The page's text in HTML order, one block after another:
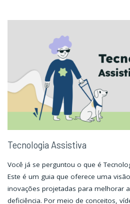
pessoa
com
deficiência
no
mundo."
deficiência
no
mundo."
Tecnologia Assistiva
Você já se perguntou o que é
Este é um guia que oferece uma
inovações projetadas para melhorar
deficiência. Por meio de conceitos,